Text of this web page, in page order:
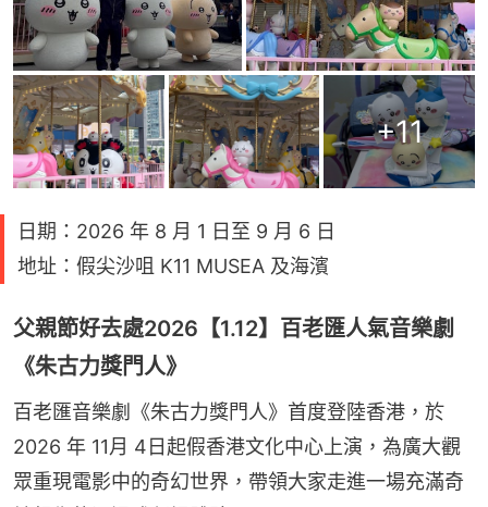
+11
日期：2026 年 8 月 1 日至 9 月 6 日
地址：假尖沙咀 K11 MUSEA 及海濱
父親節好去處2026【1.12】百老匯人氣音樂劇
《朱古力獎門人》
百老匯音樂劇《朱古力獎門人》首度登陸香港，於
2026 年 11月 4日起假香港文化中心上演，為廣大觀
眾重現電影中的奇幻世界，帶領大家走進一場充滿奇